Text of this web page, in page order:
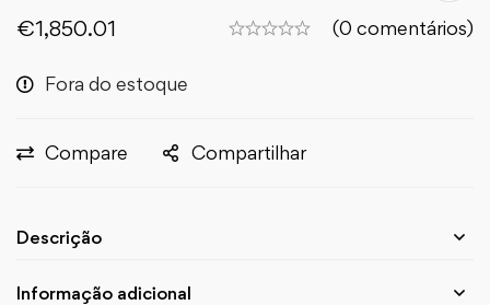
€1,850.01 (0 comentários)
Fora do estoque
Compare Compartilhar
Descrição
Informação adicional